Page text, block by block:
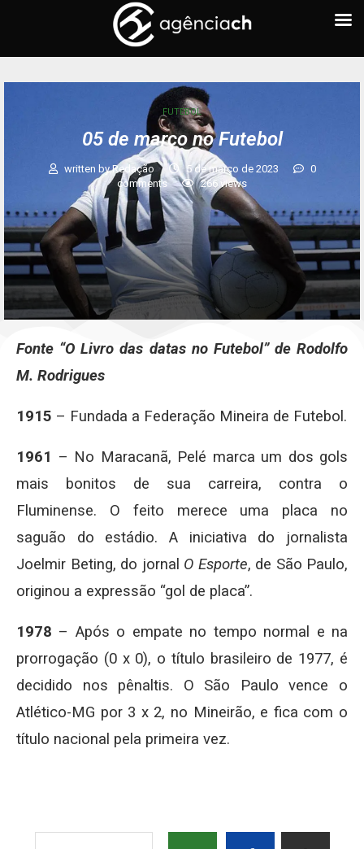
FUTEBOL
05 de março no Futebol
written byRedação 5 de março de 2023
0
comments
266views
Fonte “O Livro das datas no Futebol” de Rodolfo
M. Rodrigues
1915 – Fundada a Federação Mineira de Futebol.
1961 – No Maracanã, Pelé marca um dos gols
mais bonitos de sua carreira, contra o
Fluminense. O feito merece uma placa no
saguão do estádio. A iniciativa do jornalista
Joelmir Beting, do jornal O Esporte, de São Paulo,
originou a expressão “gol de placa”.
1978 – Após o empate no tempo normal e na
prorrogação (0 x 0), o título brasileiro de 1977, é
decidido nos pênaltis. O São Paulo vence o
Atlético-MG por 3 x 2, no Mineirão, e fica com o
título nacional pela primeira vez.